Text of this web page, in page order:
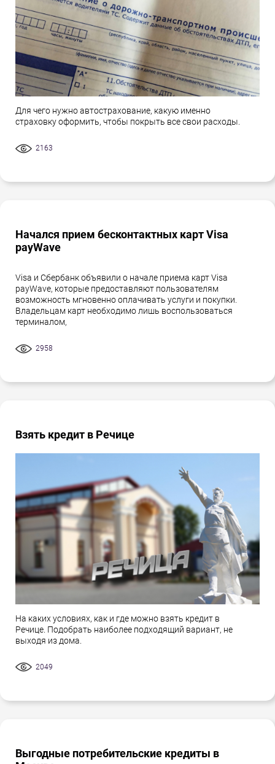
Для чего нужно автострахование, какую именно
страховку оформить, чтобы покрыть все свои расходы.
2163
Начался прием бесконтактных карт Visa
payWave
Visa и Сбербанк объявили о начале приема карт Visa
payWave, которые предоставляют пользователям
возможность мгновенно оплачивать услуги и покупки.
Владельцам карт необходимо лишь воспользоваться
терминалом,
2958
Взять кредит в Речице
На каких условиях, как и где можно взять кредит в
Речице. Подобрать наиболее подходящий вариант, не
выходя из дома.
2049
Выгодные потребительские кредиты в